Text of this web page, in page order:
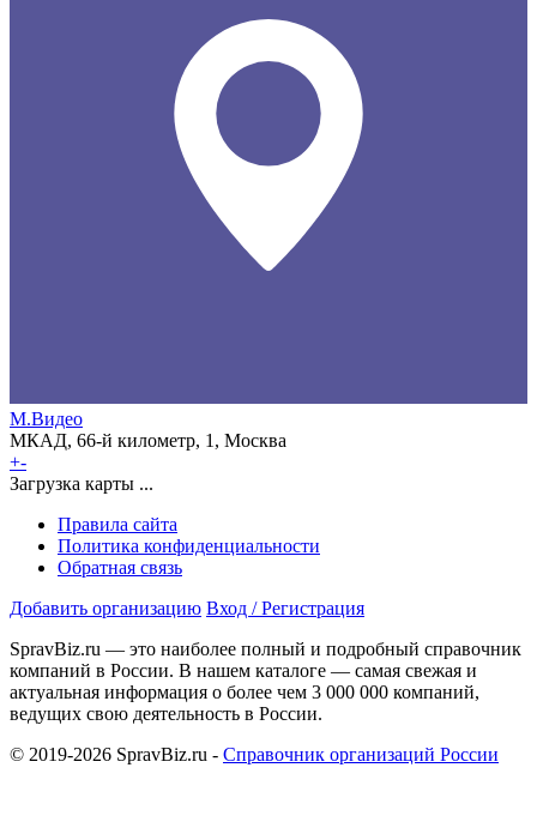
М.Видео
МКАД, 66-й километр, 1, Москва
+-
Загрузка карты ...
Правила сайта
Политика конфиденциальности
Обратная связь
Добавить организацию Вход / Регистрация
SpravBiz.ru — это наиболее полный и подробный справочник
компаний в России. В нашем каталоге — самая свежая и
актуальная информация о более чем 3 000 000 компаний,
ведущих свою деятельность в России.
© 2019-2026 SpravBiz.ru - Справочник организаций России